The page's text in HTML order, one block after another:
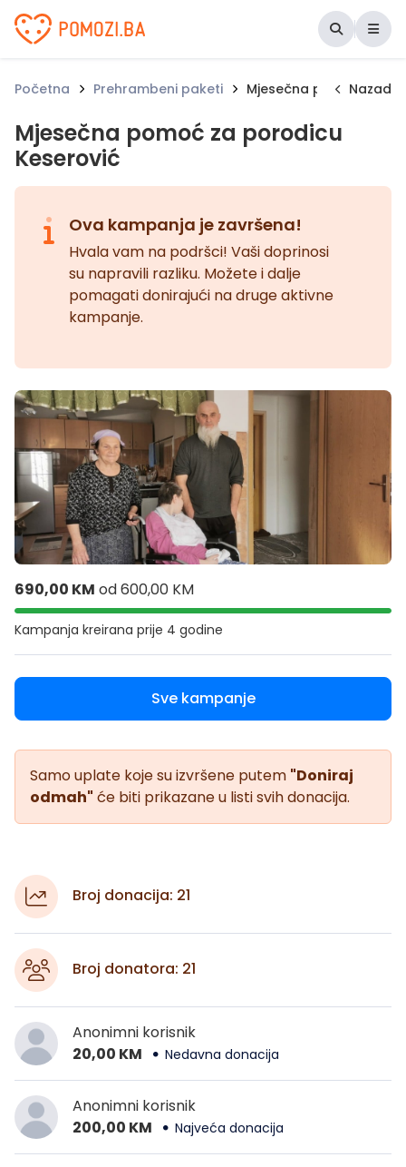
Udruženje Pomozi.ba
Početna Prehrambeni paketi Mjesečna pomoć za
Nazad
Mjesečna pomoć za porodicu
Keserović
Ova kampanja je završena!
Hvala vam na podršci! Vaši doprinosi
su napravili razliku. Možete i dalje
pomagati donirajući na druge aktivne
kampanje.
690,00 KM od600,00 KM
Kampanja kreirana prije 4 godine
Sve kampanje
Samo uplate koje su izvršene putem "Doniraj
odmah" će biti prikazane u listi svih donacija.
Broj donacija: 21
Broj donatora: 21
Anonimni korisnik
20,00 KM
Nedavna donacija
Anonimni korisnik
200,00 KM
Najveća donacija